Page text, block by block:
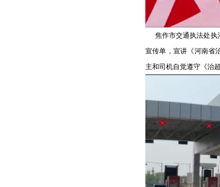
焦作市交通执法处
宣传单，宣讲《河南省
主和司机自觉遵守《治